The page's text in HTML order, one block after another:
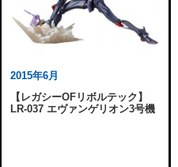
2015年6月
【レガシーOFリボルテック】
LR-037 エヴァンゲリオン3号機